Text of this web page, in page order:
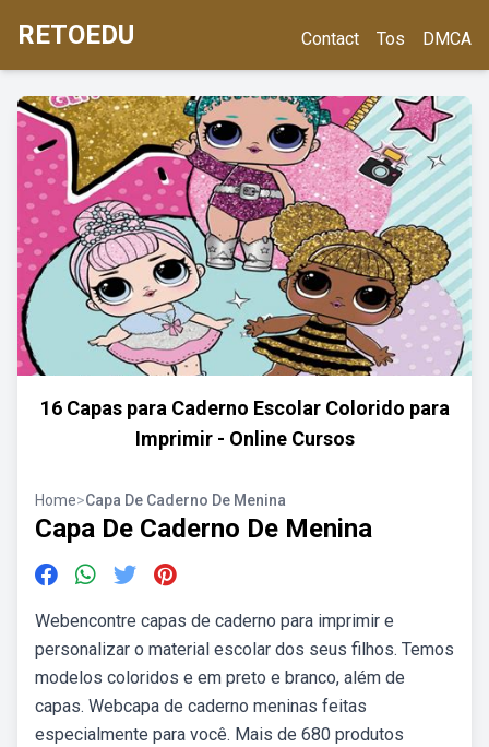
RETOEDU Contact Tos DMCA
16 Capas para Caderno Escolar Colorido para
Imprimir - Online Cursos
Home>Capa De Caderno De Menina
Capa De Caderno De Menina
Webencontre capas de caderno para imprimir e
personalizar o material escolar dos seus filhos. Temos
modelos coloridos e em preto e branco, além de
capas. Webcapa de caderno meninas feitas
especialmente para você. Mais de 680 produtos